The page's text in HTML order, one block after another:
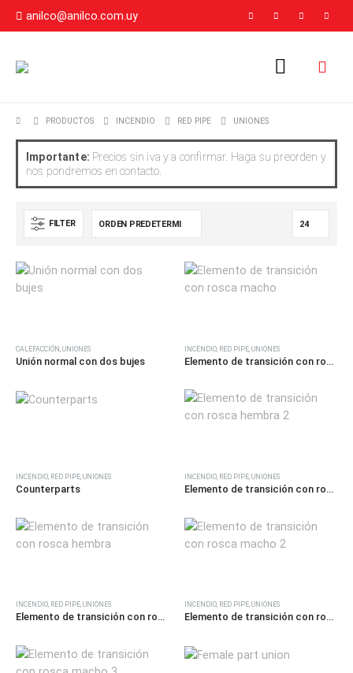
anilco@anilco.com.uy
PRODUCTOS INCENDIO RED PIPE UNIONES
Importante: Precios sin iva y a confirmar. Haga su preorden y
nos pondremos en contacto.
FILTER
CALEFACCIÓN , UNIONES
Unión normal con dos bujes
INCENDIO, RED PIPE, UNIONES
Elemento de transición con rosca macho
INCENDIO, RED PIPE, UNIONES
Counterparts
INCENDIO, RED PIPE, UNIONES
Elemento de transición con rosca hembra 2
INCENDIO, RED PIPE, UNIONES
Elemento de transición con rosca hembra
INCENDIO, RED PIPE, UNIONES
Elemento de transición con rosca macho 2